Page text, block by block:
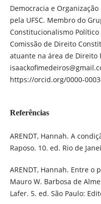
Democracia e
pela UFSC. Membro do
Constitucionalismo Político
Comissão de Direito
atuante na área de Direito
https://orcid.org/0000-
Referências
ARENDT, Hannah. A
Raposo. 10. ed. Rio de
ARENDT, Hannah. Entre o
Mauro W. Barbosa de
Lafer. 5. ed. São Paulo: